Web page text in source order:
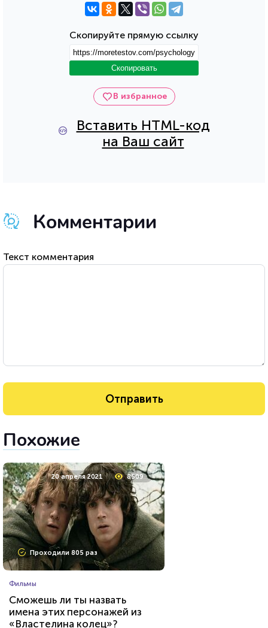
В избранное
Вставить HTML-код
на Ваш сайт
Скопируйте прямую ссылку
Скопировать
Комментарии
Текст комментария
Похожие
20 апреля 2021 8509
Проходили 805 раз
Фильмы
Сможешь ли ты назвать
имена этих персонажей из
«Властелина колец»?